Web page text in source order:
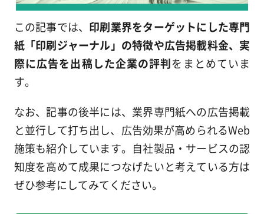
この記事では、 印刷業界をターゲットにした専門
紙「印刷ジャーナル」の特徴や広告掲載料金、実
際に広告を出稿した企業の評判をまとめていま
す。
なお、記事の後半には、業界専門紙への広告掲載
と並行して打ち出し、広告効果が高められるWeb
施策も紹介しています。自社製品・サービスの認
知度を高めて成果につなげたいと考えている方は
ぜひ参考にしてみてください。